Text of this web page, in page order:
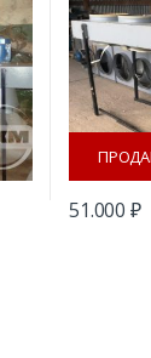
51.000₽